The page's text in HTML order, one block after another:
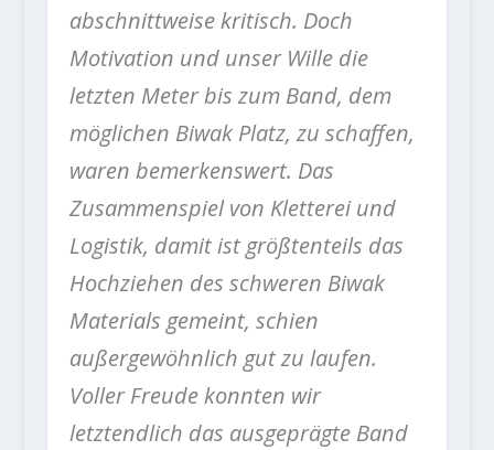
abschnittweise kritisch. Doch
Motivation und unser Wille die
letzten Meter bis zum Band, dem
möglichen Biwak Platz, zu schaffen,
waren bemerkenswert. Das
Zusammenspiel von Kletterei und
Logistik, damit ist größtenteils das
Hochziehen des schweren Biwak
Materials gemeint, schien
außergewöhnlich gut zu laufen.
Voller Freude konnten wir
letztendlich das ausgeprägte Band